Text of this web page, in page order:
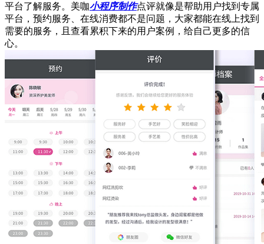
平台了解服务。美咖小程序制作点评就像是帮助用户找到专属
平台，预约服务、在线消费都不是问题，大家都能在线上找到
需要的服务，且查看累积下来的用户案例，给自己更多的信
心。